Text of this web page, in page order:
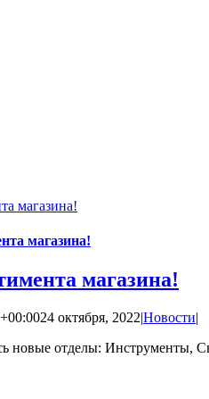
магазина!
магазина!
магазина!
24 октября, 2022|Новости|
новые отделы: Инструменты,